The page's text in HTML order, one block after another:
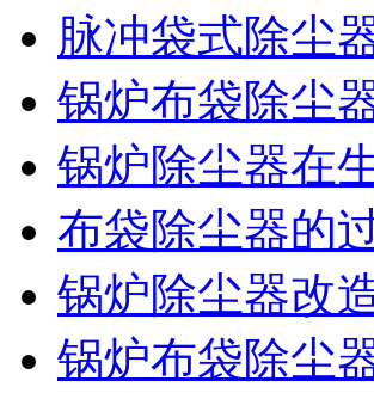
脉冲袋式除尘
锅炉布袋除尘
锅炉除尘器在
布袋除尘器的
锅炉除尘器改
锅炉布袋除尘